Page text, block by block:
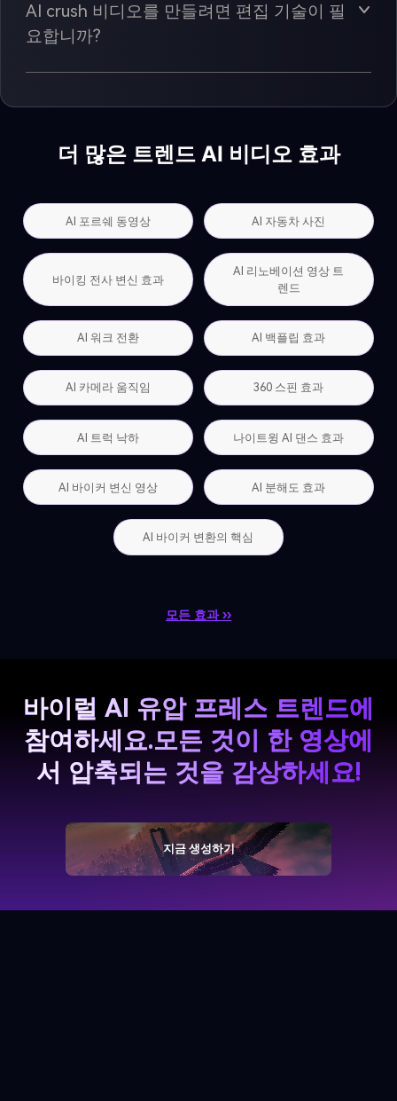
AI crush 비디오를 만들려면 편집 기술이 필
요합니까?
더 많은 트렌드 AI 비디오 효과
AI 포르쉐 동영상 AI 자동차 사진
바이킹 전사 변신 효과
AI 리노베이션 영상 트
렌드
AI 워크 전환 AI 백플립 효과
AI 카메라 움직임 360 스핀 효과
AI 트럭 낙하 나이트윙 AI 댄스 효과
AI 바이커 변신 영상 AI 분해도 효과
AI 바이커 변환의 핵심
모든 효과 ››
바이럴 AI 유압 프레스 트렌드에
참여하세요.모든 것이 한 영상에
서 압축되는 것을 감상하세요!
지금 생성하기